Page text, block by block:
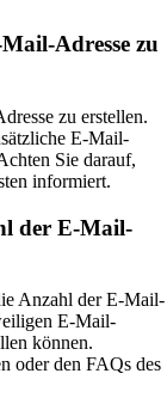
Adresse zu
zu erstellen.
E-Mail-
Sie darauf,
informiert.
der E-Mail-
Anzahl der E-Mail-
E-Mail-
können.
oder den FAQs des